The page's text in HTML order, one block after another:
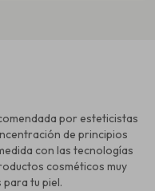
por esteticistas
de principios
con las tecnologías
cosméticos muy
tu piel.